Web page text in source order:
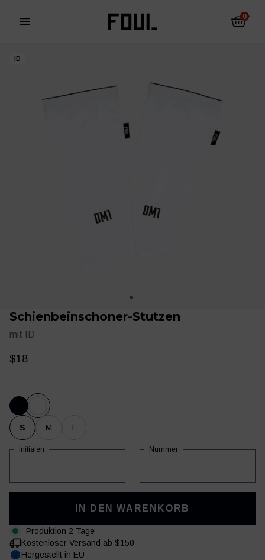
0
Trainingskleidung
ID
Schienbeinschoner-Stutzen
mit ID
$18
S M L
Initialen Nummer
IN DEN WARENKORB
Produktion 2 Tage
Kostenloser Versand ab $150
Hergestellt in EU